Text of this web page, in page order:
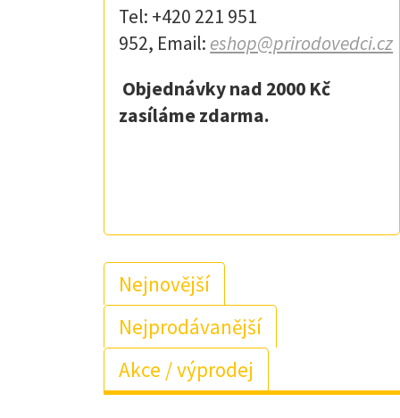
Tel: +420 221 951
952, Email: eshop@prirodovedci.cz
Objednávky nad 2000 Kč
zasíláme zdarma.
Nejnovější
Nejprodávanější
Akce / výprodej